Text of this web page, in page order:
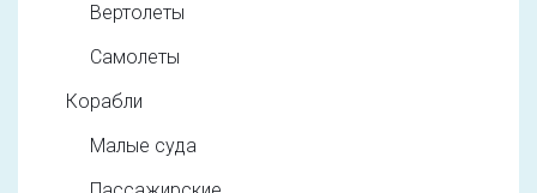
Вертолеты
Самолеты
Корабли
Малые суда